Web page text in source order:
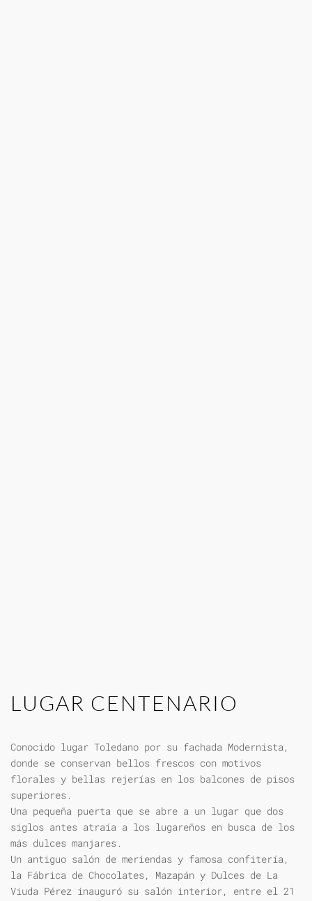
LUGAR CENTENARIO
Conocido lugar Toledano por su fachada Modernista,
donde se conservan bellos frescos con motivos
florales y bellas rejerías en los balcones de pisos
superiores.
Una pequeña puerta que se abre a un lugar que dos
siglos antes atraía a los lugareños en busca de los
más dulces manjares.
Un antiguo salón de meriendas y famosa confitería,
la Fábrica de Chocolates, Mazapán y Dulces de La
Viuda Pérez inauguró su salón interior, entre el 21